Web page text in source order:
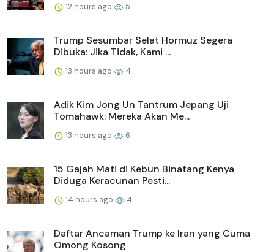
12 hours ago 5
Trump Sesumbar Selat Hormuz Segera
Dibuka: Jika Tidak, Kami ...
13 hours ago 4
Adik Kim Jong Un Tantrum Jepang Uji
Tomahawk: Mereka Akan Me...
13 hours ago 6
15 Gajah Mati di Kebun Binatang Kenya
Diduga Keracunan Pesti...
14 hours ago 4
Daftar Ancaman Trump ke Iran yang Cuma
Omong Kosong